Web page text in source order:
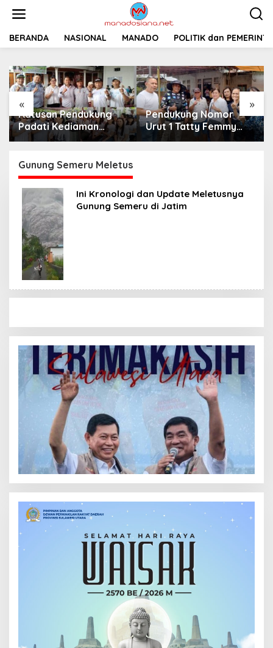
t
BERANDA NASIONAL MANADO POLITIK dan
« »
Ratusan Pendukung
Padati Kediaman
Cristy Toar Nomor
Dukungan Penuh
Kepada Calon Hukum
Tua Walantakan
Pendukung Nomor
Urut 1 Tatty Femmy
Pangkey Berikan
Gunung Semeru Meletus
Ini Kronologi dan Update Meletusnya
Gunung Semeru di Jatim